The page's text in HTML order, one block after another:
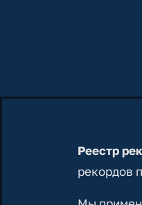
Реестр
рекордов